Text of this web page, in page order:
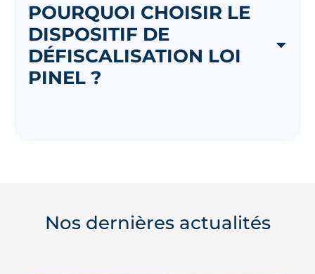
POURQUOI CHOISIR LE
DISPOSITIF DE
DÉFISCALISATION LOI
PINEL ?
Nos dernières actualités